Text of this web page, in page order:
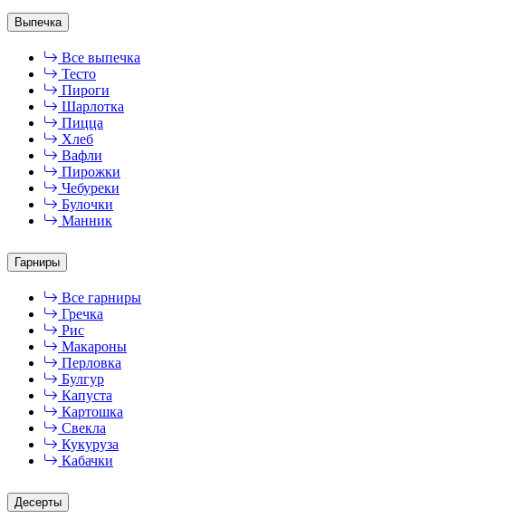
Выпечка
Все выпечка
Тесто
Пироги
Шарлотка
Пицца
Хлеб
Вафли
Пирожки
Чебуреки
Булочки
Манник
Гарниры
Все гарниры
Гречка
Рис
Макароны
Перловка
Булгур
Капуста
Картошка
Свекла
Кукуруза
Кабачки
Десерты